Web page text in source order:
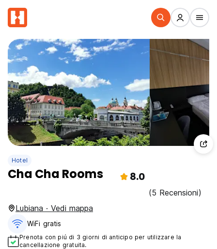
Hotel
Cha Cha Rooms 8.0
(5 Recensioni)
Lubiana · Vedi mappa
WiFi gratis
Prenota con piú di 3 giorni di anticipo per utilizzare la
cancellazione gratuita.